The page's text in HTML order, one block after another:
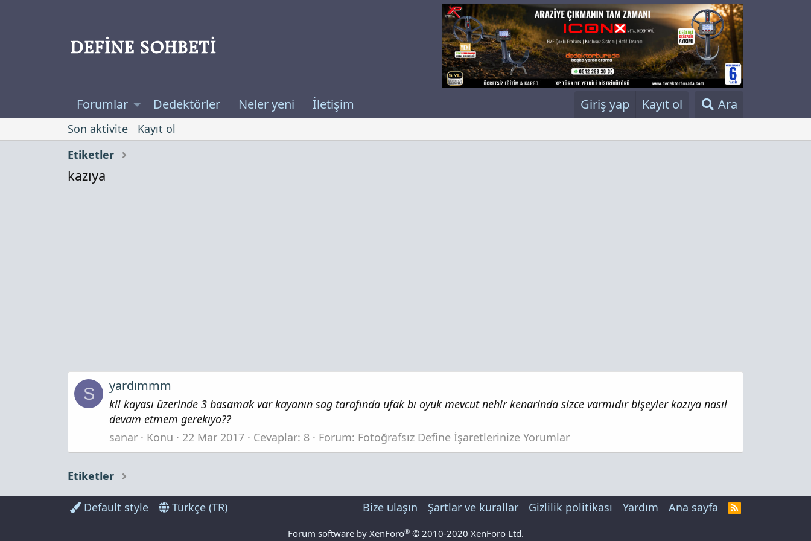
Forumlar Dedektörler Neler yeni İletişim Giriş yap Kayıt ol Ara
Son aktivite
Kayıt ol
Etiketler
kazıya
S yardımmm
kil kayası üzerinde 3 basamak var kayanın sag tarafında ufak bı oyuk mevcut nehir kenarinda sizce varmıdır bişeyler kazıya nasıl
devam etmem gerekıyo??
sanar
Konu 22 Mar 2017 Cevaplar: 8 Forum: Fotoğrafsız Define İşaretlerinize Yorumlar
Etiketler
Default style Türkçe (TR) Bize ulaşın Şartlar ve kurallar Gizlilik politikası Yardım Ana sayfa
Forum software by XenForo® © 2010-2020 XenForo Ltd.